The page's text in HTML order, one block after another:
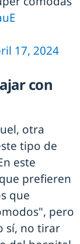
17, 2024
con
otra
tipo de
este
prefieren
que
pero
sí, no tirar